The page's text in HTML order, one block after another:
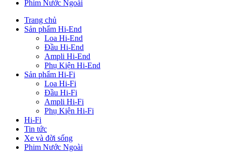
Phim Nước Ngoài
Trang chủ
Sản phẩm Hi-End
Loa Hi-End
Đầu Hi-End
Ampli Hi-End
Phụ Kiện Hi-End
Sản phẩm Hi-Fi
Loa Hi-Fi
Đầu Hi-Fi
Ampli Hi-Fi
Phụ Kiện Hi-Fi
Hi-Fi
Tin tức
Xe và đời sống
Phim Nước Ngoài